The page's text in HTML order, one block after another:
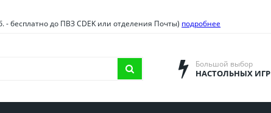
Саратовская область
- бесплатно до ПВЗ CDEK или отделения Почты) подробнее
Большой выбор
НАСТОЛЬНЫХ ИГР